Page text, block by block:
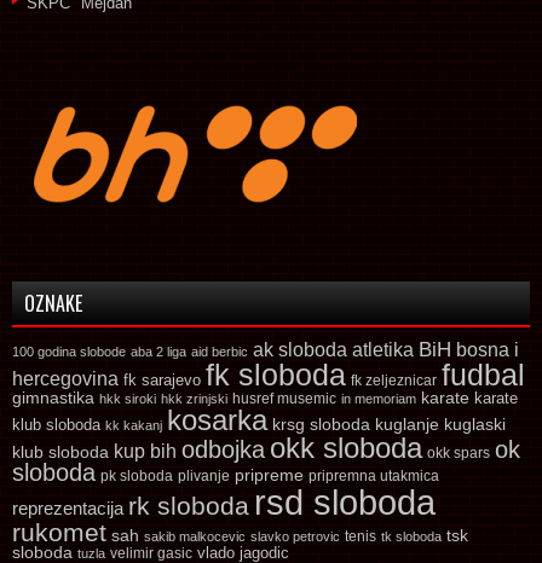
OZNAKE
100 godina slobode aba 2 liga aid berbic ak sloboda atletika BiH bosna i
hercegovina fk sarajevo fk sloboda fk zeljeznicar fudbal
gimnastika hkk siroki hkk zrinjski husref musemic in memoriam karate karate
klub sloboda kk kakanj kosarka krsg sloboda kuglanje kuglaski
klub sloboda kup bih odbojka okk sloboda okk spars ok
sloboda pk sloboda plivanje pripreme pripremna utakmica
reprezentacija rk sloboda rsd sloboda
rukomet sah sakib malkocevic slavko petrovic tenis tk sloboda tsk
sloboda tuzla velimir gasic vlado jagodic